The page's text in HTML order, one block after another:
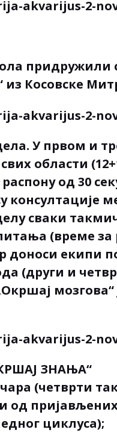
придружили
из Косовске
У првом и
области
од 30
консултације
сваки
(време
доноси екипи
(други и
мозгова“
ЗНАЊА“
(четврти
од
циклуса);